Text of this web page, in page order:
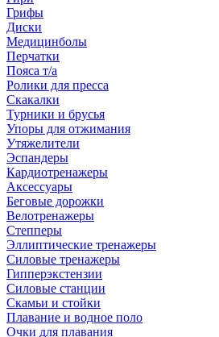
Грифы
Диски
Медицинболы
Перчатки
Пояса т/а
Ролики для пресса
Скакалки
Турники и брусья
Упоры для отжимания
Утяжелители
Эспандеры
Кардиотренажеры
Аксессуары
Беговые дорожки
Велотренажеры
Степперы
Эллиптические тренажеры
Силовые тренажеры
Гипперэкстензии
Силовые станции
Скамьи и стойки
Плавание и водное поло
Очки для плавания